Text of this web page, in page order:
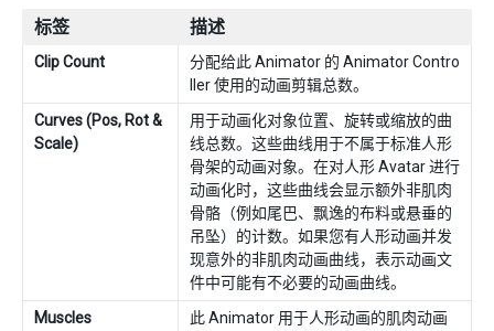
标签 描述
Clip Count
分配给此 Animator 的 Animator Contro
ller 使用的动画剪辑总数。
Curves (Pos, Rot &
Scale)
用于动画化对象位置、旋转或缩放的曲
线总数。这些曲线用于不属于标准人形
骨架的动画对象。在对人形 Avatar 进行
动画化时，这些曲线会显示额外非肌肉
骨骼（例如尾巴、飘逸的布料或悬垂的
吊坠）的计数。如果您有人形动画并发
现意外的非肌肉动画曲线，表示动画文
件中可能有不必要的动画曲线。
Muscles
此 Animator 用于人形动画的肌肉动画